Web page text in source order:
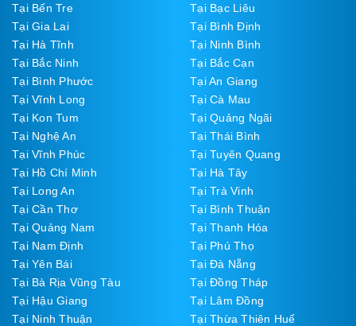
Tại Bến Tre
Tại Bạc Liêu
Tại Gia Lai
Tại Bình Định
Tại Hà Tĩnh
Tại Ninh Bình
Tại Bắc Ninh
Tại Bắc Cạn
Tại Bình Phước
Tại An Giang
Tại Vĩnh Long
Tại Cà Mau
Tại Kon Tum
Tại Quảng Ngãi
Tại Nghệ An
Tại Thái Bình
Tại Vĩnh Phúc
Tại Tuyên Quang
Tại Hồ Chí Minh
Tại Hà Tây
Tại Long An
Tại Trà Vinh
Tại Cần Thơ
Tại Bình Thuận
Tại Quảng Nam
Tại Thanh Hóa
Tại Nam Định
Tại Phú Thọ
Tại Yên Bái
Tại Đà Nẵng
Tại Bà Rịa Vũng Tàu
Tại Đồng Tháp
Tại Hậu Giang
Tại Lâm Đồng
Tại Ninh Thuận
Tại Thừa Thiên Huế